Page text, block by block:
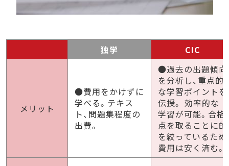
独学 CIC
メリット
●費用をかけずに
学べる。テキス
ト、問題集程度の
出費。
●過去の出題傾向
を分析し、重点的
な学習ポイントを
伝授。 効率的な
学習が可能。合格
点を取ることに的
を絞っているため
費用は安く済む。